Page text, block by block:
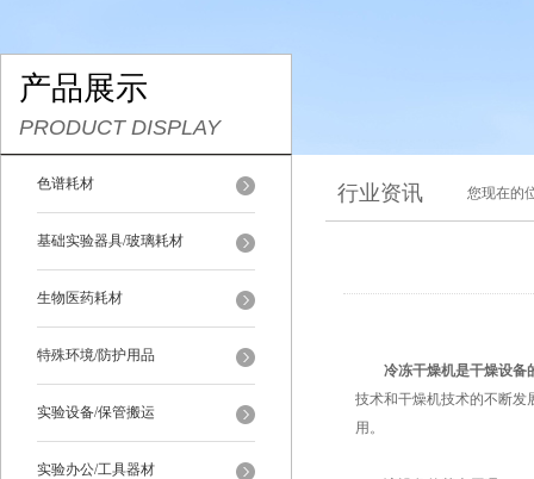
产品展示
PRODUCT DISPLAY
色谱耗材
基础实验器具/玻璃耗材
生物医药耗材
特殊环境/防护用品
实验设备/保管搬运
实验办公/工具器材
行业资讯 您现在的
冷冻干燥机是干燥设备
技术和干燥机技术的不断发
用。